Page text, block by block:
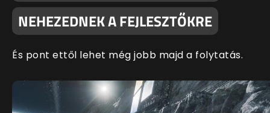
NEHEZEDNEK A FEJLESZTŐKRE
És pont ettől lehet még jobb majd a folytatás.